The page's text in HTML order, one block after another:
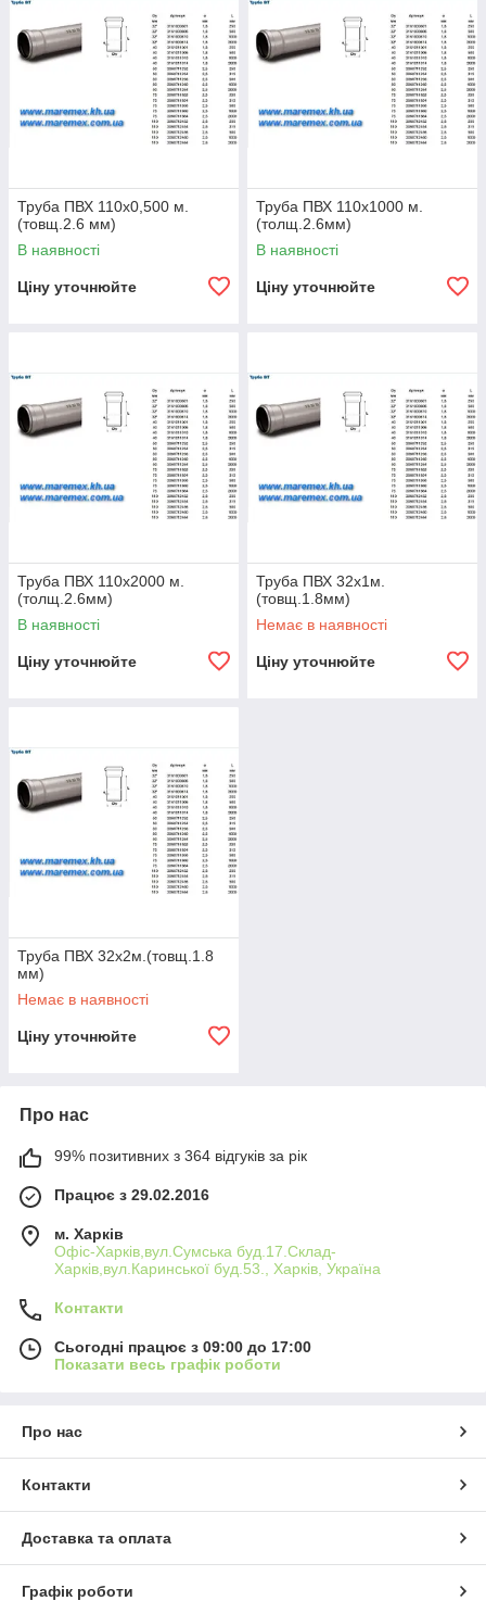
Труба ПВХ 110х0,500 м.
(товщ.2.6 мм)
В наявності
Ціну уточнюйте
Труба ПВХ 110х1000 м.
(толщ.2.6мм)
В наявності
Ціну уточнюйте
Труба ПВХ 110х2000 м.
(толщ.2.6мм)
В наявності
Ціну уточнюйте
Труба ПВХ 32х1м.
(товщ.1.8мм)
Немає в наявності
Ціну уточнюйте
Труба ПВХ 32х2м.(товщ.1.8
мм)
Немає в наявності
Ціну уточнюйте
Про нас
99% позитивних з 364 відгуків за рік
Працює з 29.02.2016
м. Харків
Офіс-Харків,вул.Сумська буд.17.Склад-
Харків,вул.Каринської буд.53., Харків, Україна
Контакти
Сьогодні працює з 09:00 до 17:00
Показати весь графік роботи
Про нас
Контакти
Доставка та оплата
Графік роботи